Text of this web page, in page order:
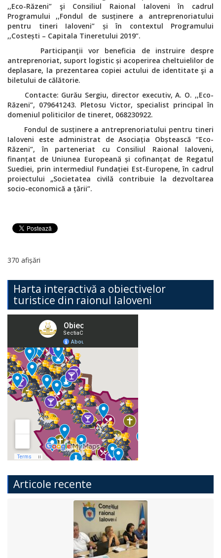
,,Eco-Răzeni” şi Consiliul Raional Ialoveni în cadrul
Programului ,,Fondul de susținere a antreprenoriatului
pentru tineri Ialoveni” și în contextul Programului
,,Costești – Capitala Tineretului 2019”.
Participanţii vor beneficia de instruire despre
antreprenoriat, suport logistic și acoperirea cheltuielilor de
deplasare, la prezentarea copiei actului de identitate şi a
biletului de călătorie.
Contacte: Gurău Sergiu, director executiv, A. O. ,,Eco-
Răzeni”, 079641243. Pletosu Victor, specialist principal în
domeniul politicilor de tineret, 068230922.
Fondul de susținere a antreprenoriatului pentru tineri
Ialoveni este administrat de Asociația Obștească “Eco-
Răzeni”, în parteneriat cu Consiliul Raional Ialoveni,
finanțat de Uniunea Europeană și cofinanțat de Regatul
Suediei, prin intermediul Fundației Est-Europene, în cadrul
proiectului „Societatea civilă contribuie la dezvoltarea
socio-economică a țării”.
370 afișări
Harta interactivă a obiectivelor
turistice din raionul Ialoveni
Articole recente